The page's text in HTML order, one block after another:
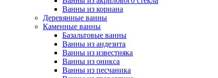
Ванны из кориана
Деревянные ванны
Каменные ванны
Базальтовые ванны
Ванны из андезита
Ванны из известняка
Ванны из оникса
Ванны из песчаника